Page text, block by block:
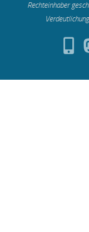
Rechteinhaber